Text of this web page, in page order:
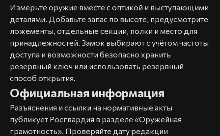
Измерьте оружие вместе с оптикой и выступающими
деталями. Добавьте запас по высоте, предусмотрите
ложементы, отдельные секции, полки и место для
принадлежностей. Замок выбирают с учётом частоты
доступа и возможности безопасно хранить
резервный ключ или использовать резервный
способ открытия.
Официальная информация
Разъяснения и ссылки на нормативные акты
публикует Росгвардия в разделе «Оружейная
грамотность». Проверяйте дату редакции